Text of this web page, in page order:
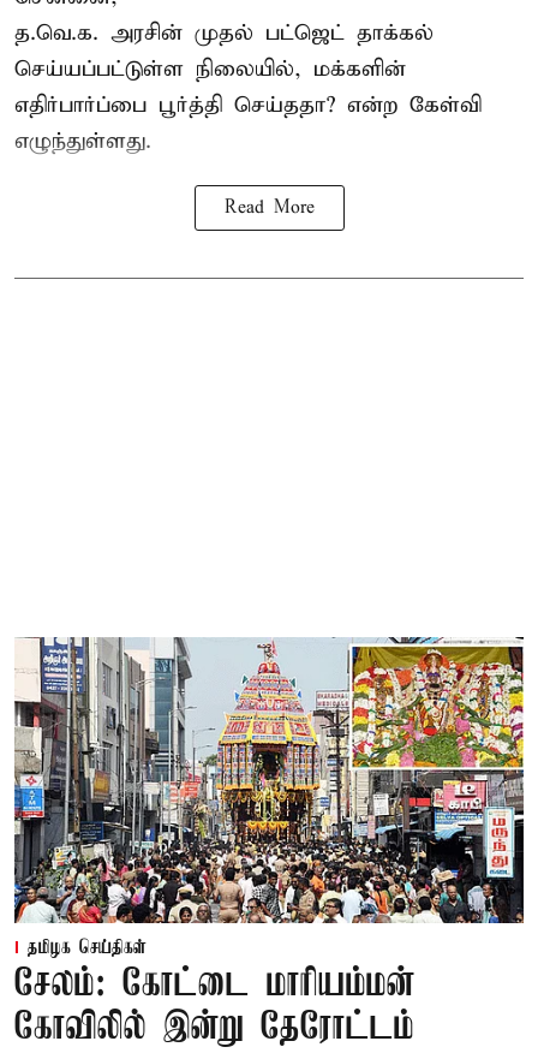
த.வெ.க. அரசின் முதல் பட்ஜெட் தாக்கல்
செய்யப்பட்டுள்ள நிலையில், மக்களின்
எதிர்பார்ப்பை பூர்த்தி செய்ததா? என்ற கேள்வி
எழுந்துள்ளது.
Read More
தமிழக செய்திகள்
சேலம்: கோட்டை மாரியம்மன்
கோவிலில் இன்று தேரோட்டம்